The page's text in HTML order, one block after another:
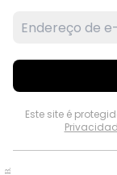
Este site é